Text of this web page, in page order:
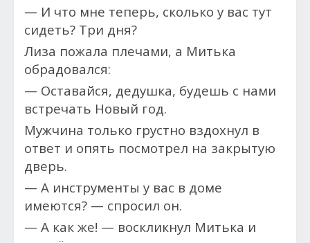
— И что мне теперь, сколько у вас тут
сидеть? Три дня?
Лиза пожала плечами, а Митька
обрадовался:
— Оставайся, дедушка, будешь с нами
встречать Новый год.
Мужчина только грустно вздохнул в
ответ и опять посмотрел на закрытую
дверь.
— А инструменты у вас в доме
имеются? — спросил он.
— А как же! — воскликнул Митька и